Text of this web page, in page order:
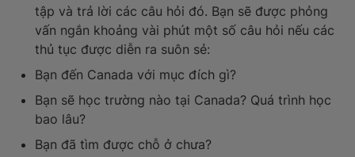
tập và trả lời các câu hỏi đó. Bạn sẽ được phỏng
vấn ngắn khoảng vài phút một số câu hỏi nếu các
thủ tục được diễn ra suôn sẻ:
Bạn đến Canada với mục đích gì?
Bạn sẽ học trường nào tại Canada? Quá trình học
bao lâu?
Bạn đã tìm được chỗ ở chưa?